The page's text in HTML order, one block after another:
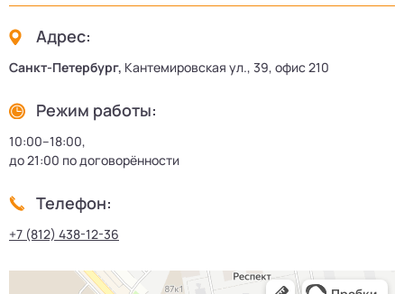
Адрес:
Санкт-Петербург, Кантемировская ул., 39, офис 210
Режим работы:
10:00–18:00,
до 21:00 по договорённости
Телефон:
+7 (812) 438-12-36